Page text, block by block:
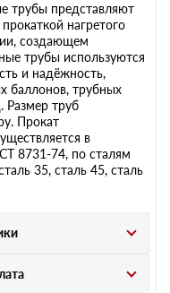
трубы представляют
нагретого
создающем
трубы используются
и надёжность,
баллонов, трубных
Размер труб
Прокат
в
8731-74, по сталям
35, сталь 45, сталь